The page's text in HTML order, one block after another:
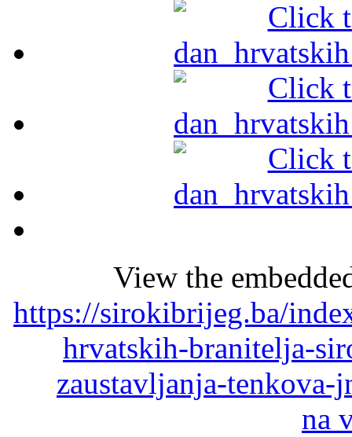
View the
https://sirokibrijeg.ba/
hrvatskih-branitelja-
zaustavljanja-tenkova-
na